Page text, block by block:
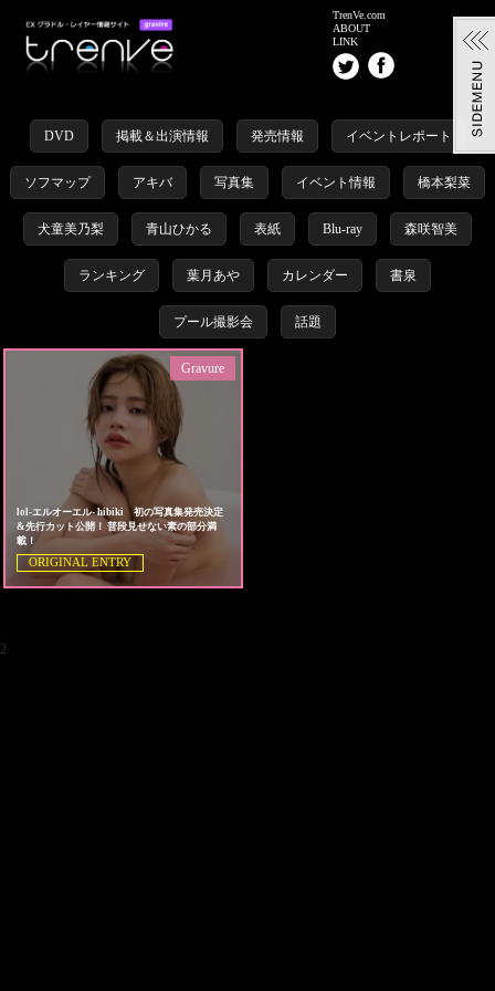
TrenVe.com
ABOUT
LINK
DVD 掲載＆出演情報 発売情報 イベントレポート
ソフマップ アキバ 写真集 イベント情報 橋本梨菜
犬童美乃梨 青山ひかる 表紙 Blu-ray 森咲智美
ランキング 葉月あや カレンダー 書泉
プール撮影会 話題
lol-エルオーエル- hibiki 初の写真集発売決定
&先行カット公開！ 普段見せない素の部分満
載！
ORIGINAL ENTRY
Gravure
2